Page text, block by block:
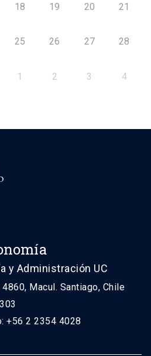
18 19 20 21
25 26 27 28
1 2 3 4
y Administración UC
Macul. Santiago, Chile
+56 2 2354 4028